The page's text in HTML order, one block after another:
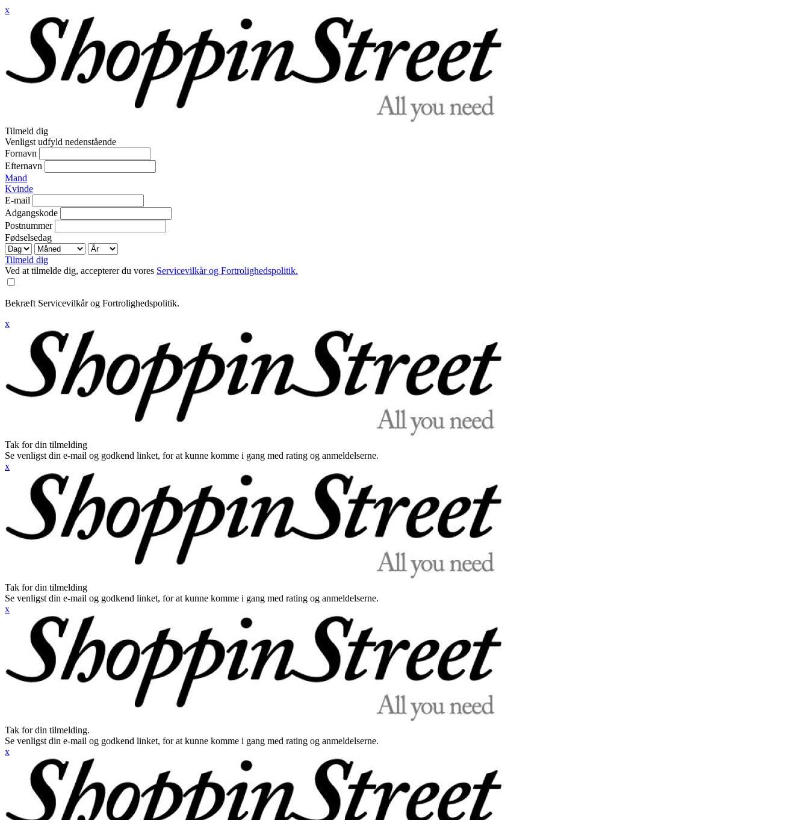
x
Tilmeld dig
Venligst udfyld nedenstående
Fornavn
Efternavn
Mand
Kvinde
E-mail
Adgangskode
Postnummer
Fødselsedag
Tilmeld dig
Ved at tilmelde dig, accepterer du vores Servicevilkår og Fortrolighedspolitik.
Bekræft Servicevilkår og Fortrolighedspolitik.
x
Tak for din tilmelding
Se venligst din e-mail og godkend linket, for at kunne komme i gang med rating og anmeldelserne.
x
Tak for din tilmelding
Se venligst din e-mail og godkend linket, for at kunne komme i gang med rating og anmeldelserne.
x
Tak for din tilmelding.
Se venligst din e-mail og godkend linket, for at kunne komme i gang med rating og anmeldelserne.
x